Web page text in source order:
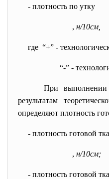
- плотность по утку
, н/10см,
где “+” -
“-” -
При выполнении
результатам
определяют плотность
- плотность готовой
, н/10см;
- плотность готовой